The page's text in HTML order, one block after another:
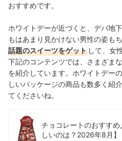
おすすめです。
ホワイトデーが近づくと、デパ地
もはあまり見かけない男性の姿もち
話題のスイーツをゲット して、女
下記のコンテンツでは、さまざま
を紹介しています。ホワイトデー
しいパッケージの商品も数多く紹
てくださいね。
チョコレートのおすす
しいのは？2026年8月】